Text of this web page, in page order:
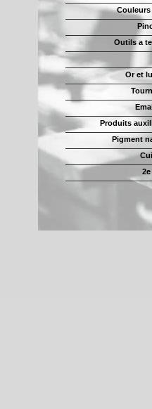
Couleurs
Outils a
Or et
Produits
Pigment